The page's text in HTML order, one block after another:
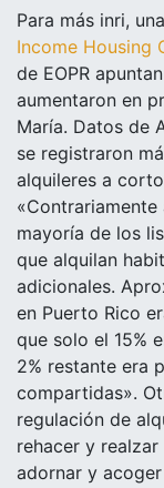
Para más inri,
Income Housing
de EOPR
aumentaron en
María. Datos de
se registraron
alquileres a
«Contrariamente
mayoría de los
que alquilan
adicionales.
en Puerto Rico
que solo el 15%
2% restante era
compartidas».
regulación de
rehacer y realzar
adornar y